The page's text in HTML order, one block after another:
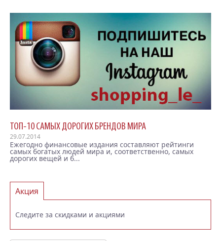
ТОП-10 САМЫХ ДОРОГИХ БРЕНДОВ МИРА
29.07.2014
Ежегодно финансовые издания составляют рейтинги
самых богатых людей мира и, соответственно, самых
дорогих вещей и б...
Акция
Следите за скидками и акциями